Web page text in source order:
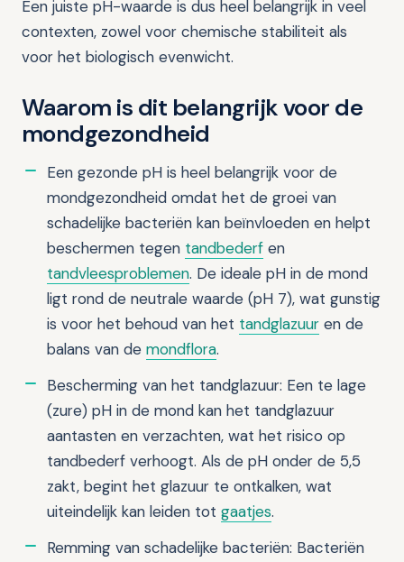
Een juiste pH-waarde is dus heel belangrijk in veel
contexten, zowel voor chemische stabiliteit als
voor het biologisch evenwicht.
Waarom is dit belangrijk voor de
mondgezondheid
Een gezonde pH is heel belangrijk voor de
mondgezondheid omdat het de groei van
schadelijke bacteriën kan beïnvloeden en helpt
beschermen tegen tandbederf en
tandvleesproblemen. De ideale pH in de mond
ligt rond de neutrale waarde (pH 7), wat gunstig
is voor het behoud van het tandglazuur en de
balans van de mondflora.
Bescherming van het tandglazuur: Een te lage
(zure) pH in de mond kan het tandglazuur
aantasten en verzachten, wat het risico op
tandbederf verhoogt. Als de pH onder de 5,5
zakt, begint het glazuur te ontkalken, wat
uiteindelijk kan leiden tot gaatjes.
Remming van schadelijke bacteriën: Bacteriën